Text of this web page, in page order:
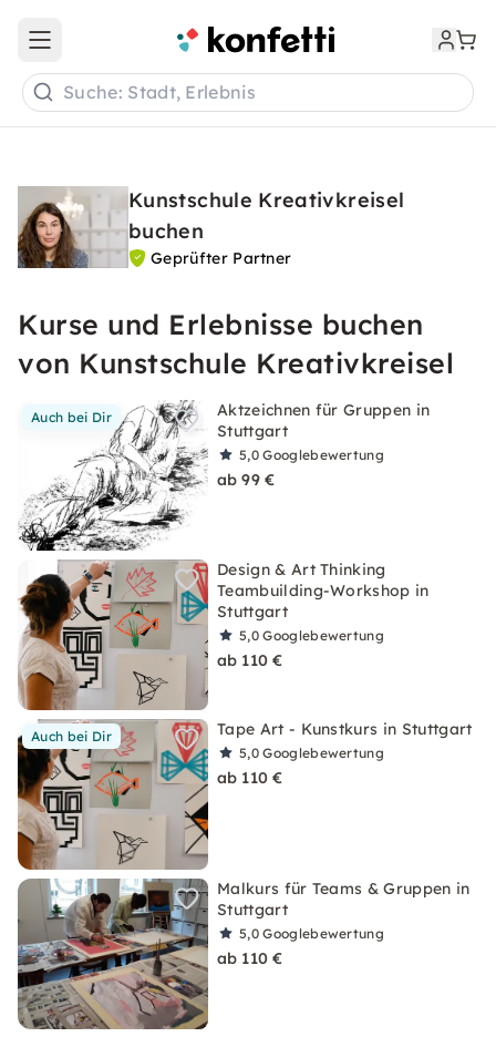
Open main menu
Suche: Stadt, Erlebnis
Kunstschule Kreativkreisel
buchen
Geprüfter Partner
Kurse und Erlebnisse buchen
von Kunstschule Kreativkreisel
Auch bei Dir
Aktzeichnen für Gruppen in
Stuttgart
5,0Googlebewertung
ab 99 €
Design & Art Thinking
Teambuilding-Workshop in
Stuttgart
5,0Googlebewertung
ab 110 €
Auch bei Dir Tape Art - Kunstkurs in Stuttgart
5,0Googlebewertung
ab 110 €
Malkurs für Teams & Gruppen in
Stuttgart
5,0Googlebewertung
ab 110 €